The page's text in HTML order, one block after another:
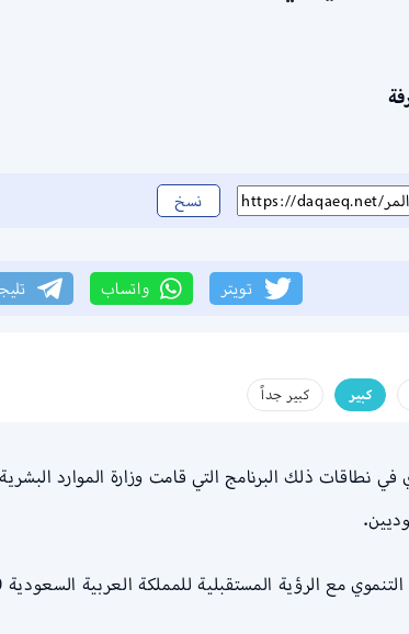
نسخ
تويتر واتساب
كبير كبير جداً
الرؤية المستقبلية للمملكة العربية السعودية 2030م، ورفع شأن المجتمع السعودي.